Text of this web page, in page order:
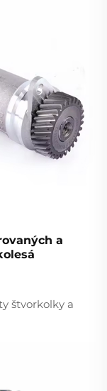
a
štvorkolky a
na